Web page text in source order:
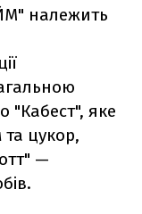
належить
"Кабест", яке
цукор,
—